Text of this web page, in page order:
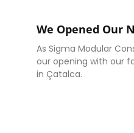
We Opened Our
As Sigma Modular
our opening with our
in Çatalca.